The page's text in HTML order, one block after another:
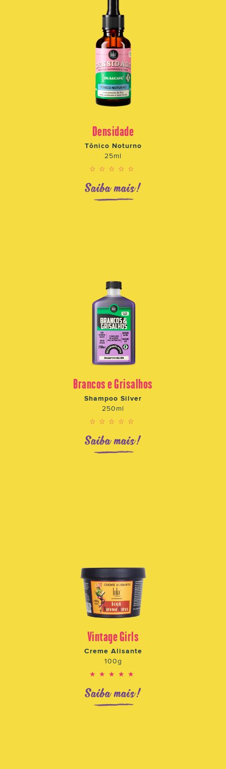
Densidade
Tônico Noturno
25ml
☆☆☆☆☆
Saiba mais!
Brancos e Grisalhos
Shampoo Silver
250ml
☆☆☆☆☆
Saiba mais!
Vintage Girls
Creme Alisante
100g
★★★★★
Saiba mais!